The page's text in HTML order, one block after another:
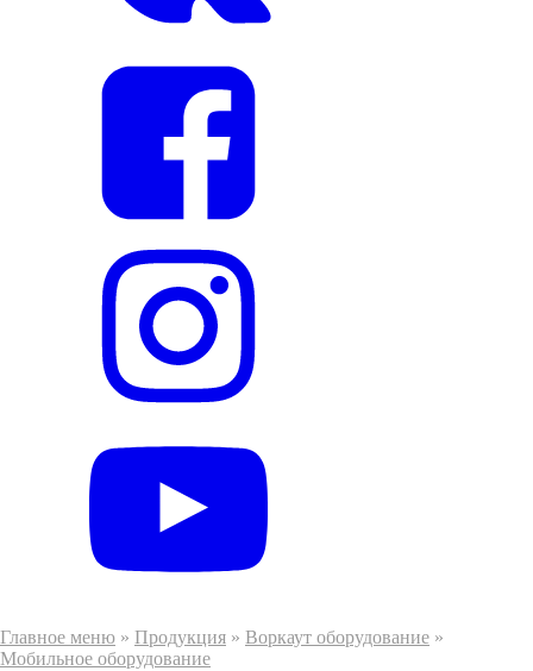
Главное меню » Продукция » Воркаут оборудование »
Мобильное оборудование